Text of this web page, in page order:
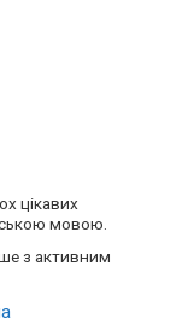
цікавих
мовою.
з активним